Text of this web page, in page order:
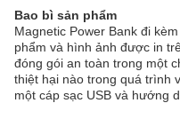
Bao bì sản phẩm
Magnetic Power Bank đi
phẩm và hình ảnh được in
đóng gói an toàn trong một
thiệt hại nào trong quá trình
một cáp sạc USB và hướng